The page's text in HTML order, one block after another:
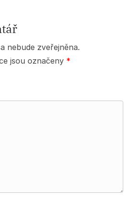
nebude zveřejněna.
jsou označeny *